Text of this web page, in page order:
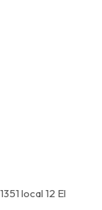
local 12 El